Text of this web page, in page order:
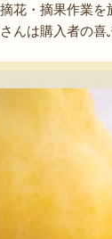
花・摘果作業
んは購入者の喜